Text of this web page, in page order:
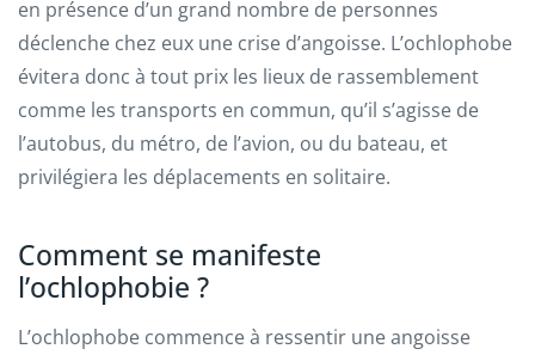
en présence d’un grand nombre de personnes
déclenche chez eux une crise d’angoisse. L’ochlophobe
évitera donc à tout prix les lieux de rassemblement
comme les transports en commun, qu’il s’agisse de
l’autobus, du métro, de l’avion, ou du bateau, et
privilégiera les déplacements en solitaire.
Comment se manifeste
l’ochlophobie ?
L’ochlophobe commence à ressentir une angoisse